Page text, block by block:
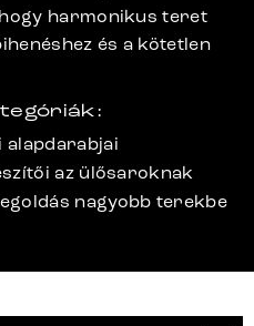
harmonikus teret
és a kötetlen
alapdarabjai
az ülősaroknak
nagyobb terekbe